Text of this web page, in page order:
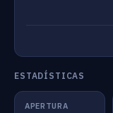
ESTADÍSTICAS
APERTURA